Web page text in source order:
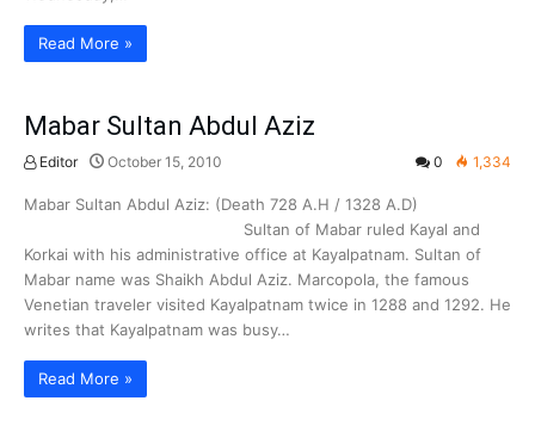
Read More »
Mabar Sultan Abdul Aziz
Editor October 15, 2010 0 1,334
Mabar Sultan Abdul Aziz: (Death 728 A.H / 1328 A.D)
Sultan of Mabar ruled Kayal and
Korkai with his administrative office at Kayalpatnam. Sultan of
Mabar name was Shaikh Abdul Aziz. Marcopola, the famous
Venetian traveler visited Kayalpatnam twice in 1288 and 1292. He
writes that Kayalpatnam was busy…
Read More »